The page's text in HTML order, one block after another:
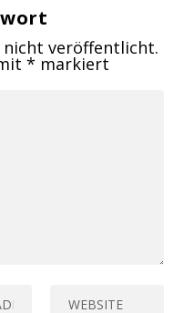
nicht veröffentlicht.
* markiert